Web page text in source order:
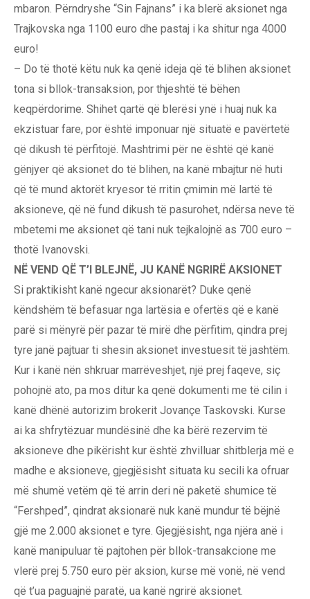
mbaron. Përndryshe “Sin Fajnans” i ka blerë aksionet nga
Trajkovska nga 1100 euro dhe pastaj i ka shitur nga 4000
euro!
– Do të thotë këtu nuk ka qenë ideja që të blihen aksionet
tona si bllok-transaksion, por thjeshtë të bëhen
keqpërdorime. Shihet qartë që blerësi ynë i huaj nuk ka
ekzistuar fare, por është imponuar një situatë e pavërtetë
që dikush të përfitojë. Mashtrimi për ne është që kanë
gënjyer që aksionet do të blihen, na kanë mbajtur në huti
që të mund aktorët kryesor të rritin çmimin më lartë të
aksioneve, që në fund dikush të pasurohet, ndërsa neve të
mbetemi me aksionet që tani nuk tejkalojnë as 700 euro –
thotë Ivanovski.
NË VEND QË T’I BLEJNË, JU KANË NGRIRË AKSIONET
Si praktikisht kanë ngecur aksionarët? Duke qenë
këndshëm të befasuar nga lartësia e ofertës që e kanë
parë si mënyrë për pazar të mirë dhe përfitim, qindra prej
tyre janë pajtuar ti shesin aksionet investuesit të jashtëm.
Kur i kanë nën shkruar marrëveshjet, një prej faqeve, siç
pohojnë ato, pa mos ditur ka qenë dokumenti me të cilin i
kanë dhënë autorizim brokerit Jovançe Taskovski. Kurse
ai ka shfrytëzuar mundësinë dhe ka bërë rezervim të
aksioneve dhe pikërisht kur është zhvilluar shitblerja më e
madhe e aksioneve, gjegjësisht situata ku secili ka ofruar
më shumë vetëm që të arrin deri në paketë shumice të
“Fershped”, qindrat aksionarë nuk kanë mundur të bëjnë
gjë me 2.000 aksionet e tyre. Gjegjësisht, nga njëra anë i
kanë manipuluar të pajtohen për bllok-transakcione me
vlerë prej 5.750 euro për aksion, kurse më vonë, në vend
që t’ua paguajnë paratë, ua kanë ngrirë aksionet.